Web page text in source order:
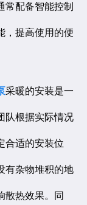
配备智能控制
，提高使用的便
采暖的安装是一
队根据实际情况
合适的安装位
有杂物堆积的地
散热效果。同